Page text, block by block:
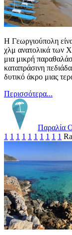
Η Γεωργιούπολη
χλμ ανατολικά των
μια μικρή
καταπράσινη
δυτικό άκρο μιας
Περισσότερα...
Παραλία
1 1 1 1 1 1 1 1 1 1